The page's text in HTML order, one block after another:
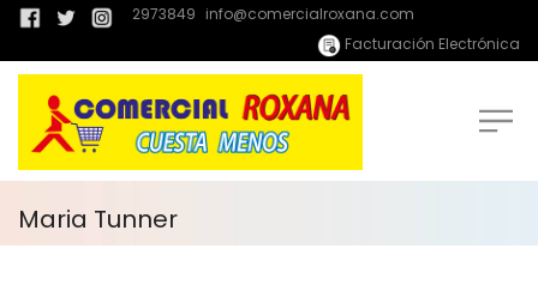
2973849 info@comercialroxana.com
Facturación Electrónica
Maria Tunner